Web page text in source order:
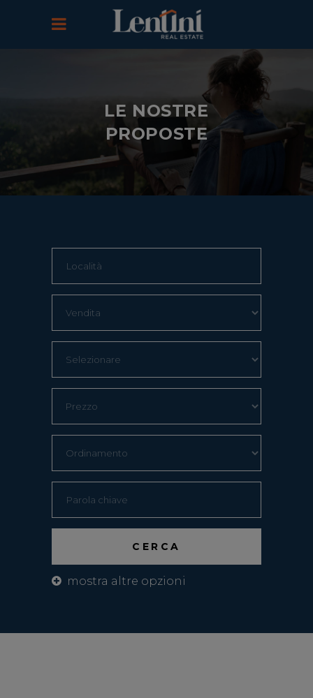
LE NOSTRE
PROPOSTE
mostra altre opzioni